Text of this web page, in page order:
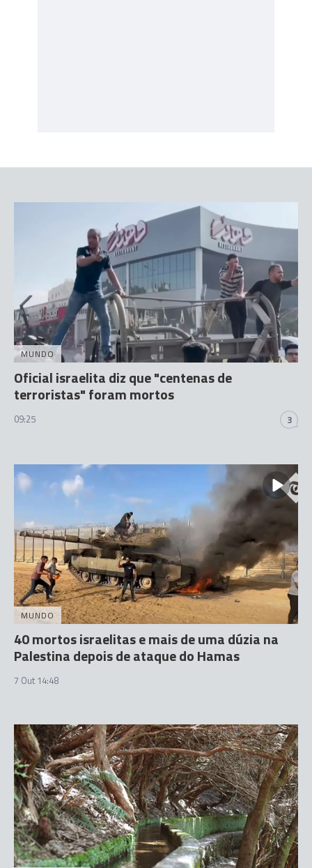
MUNDO
Oficial israelita diz que "centenas de
terroristas" foram mortos
09:25 3
MUNDO
40 mortos israelitas e mais de uma dúzia na
Palestina depois de ataque do Hamas
7 Out 14:48